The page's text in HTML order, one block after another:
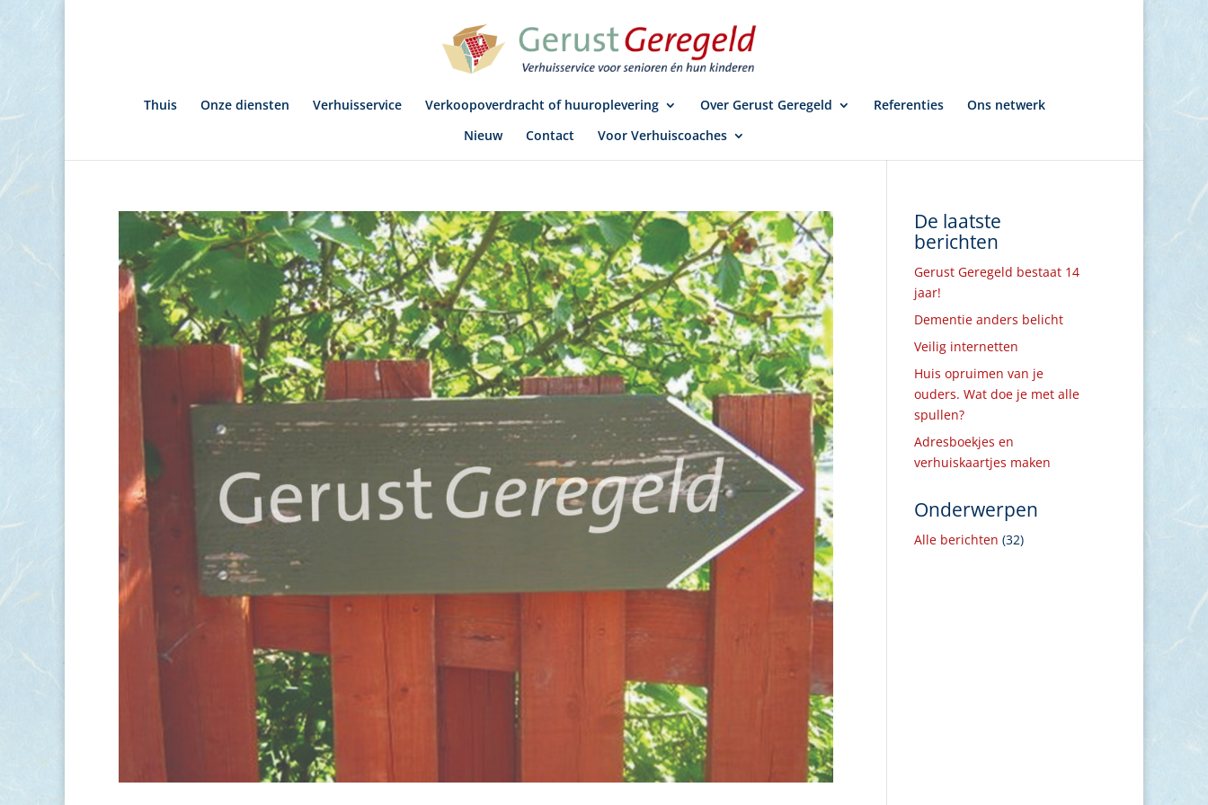
Thuis Onze diensten Verhuisservice Verkoopoverdracht of huuroplevering Over Gerust Geregeld Referenties
Ons netwerk
Nieuw
Contact Voor Verhuiscoaches
De laatste
berichten
Gerust Geregeld bestaat 14
jaar!
Dementie anders belicht
Veilig internetten
Huis opruimen van je
ouders. Wat doe je met alle
spullen?
Adresboekjes en
verhuiskaartjes maken
Onderwerpen
Alle berichten (32)